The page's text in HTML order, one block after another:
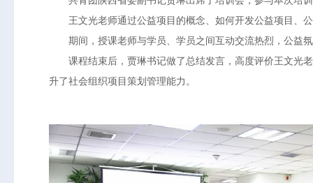
王文光老师通过公益项目的概念、如何开发公益项目、公
期间，授课老师与学员、学员之间互动交流热烈，公益
课程结束后，贾琳书记做了总结发言，高度评价王文光老
升了社会组织项目策划管理能力。